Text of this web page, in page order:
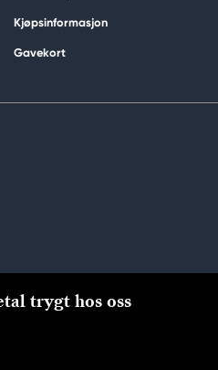
Kjøpsinformasjon
Gavekort
trygt hos oss